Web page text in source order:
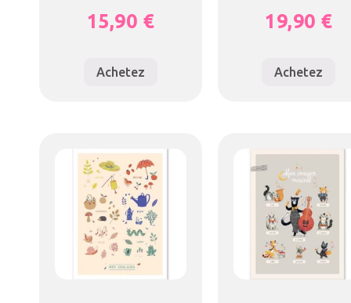
15,90 €
Achetez
19,90 €
Achetez